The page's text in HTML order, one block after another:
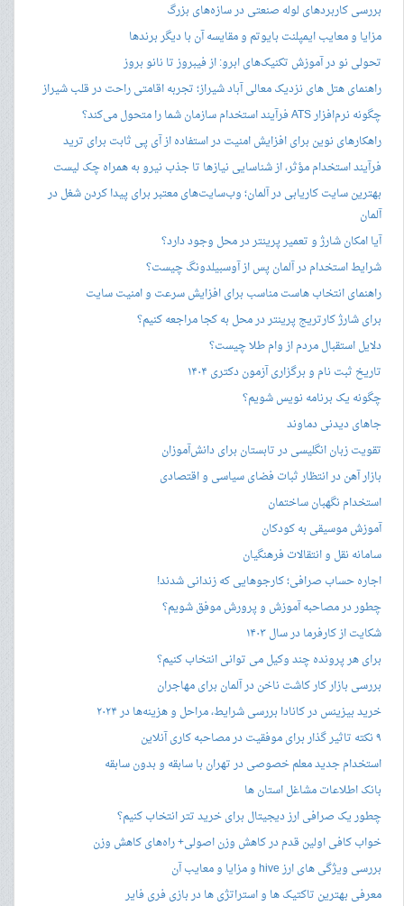
بررسی کاربردهای لوله صنعتی در سازه‌های بزرگ
مزایا و معایب ایمپلنت بایوتم و مقایسه آن با دیگر برندها
تحولی نو در آموزش تکنیک‌های ابرو: از فیبروز تا نانو بروز
راهنمای هتل های نزدیک معالی آباد شیراز؛ تجربه اقامتی راحت در قلب شیراز
چگونه نرم‌افزار ATS فرآیند استخدام سازمان شما را متحول می‌کند؟
راهکارهای نوین برای افزایش امنیت در استفاده از آی پی ثابت برای ترید
فرآیند استخدام مؤثر، از شناسایی نیازها تا جذب نیرو به همراه چک لیست
بهترین سایت کاریابی در آلمان؛ وب‌سایت‌های معتبر برای پیدا کردن شغل در
آلمان
آیا امکان شارژ و تعمیر پرینتر در محل وجود دارد؟
شرایط استخدام در آلمان پس از آوسبیلدونگ چیست؟
راهنمای انتخاب هاست مناسب برای افزایش سرعت و امنیت سایت
برای شارژ کارتریج پرینتر در محل به کجا مراجعه کنیم؟
دلایل استقبال مردم از وام طلا چیست؟
تاریخ ثبت نام و برگزاری آزمون دکتری ۱۴۰۴
چگونه یک برنامه نویس شویم؟
جاهای دیدنی دماوند
تقویت زبان انگلیسی در تابستان برای دانش‌آموزان
بازار آهن در انتظار ثبات فضای سیاسی و اقتصادی
استخدام نگهبان ساختمان
آموزش موسیقی به کودکان
سامانه نقل و انتقالات فرهنگیان
اجاره حساب صرافی؛ کارجوهایی که زندانی شدند!
چطور در مصاحبه‌ آموزش و پرورش موفق شویم؟
شکایت از کارفرما در سال ۱۴۰۳
برای هر پرونده چند وکیل می توانی انتخاب کنیم؟
بررسی بازار کار کاشت ناخن در آلمان برای مهاجران
خرید بیزینس در کانادا بررسی شرایط، مراحل و هزینه‌ها در ۲۰۲۴
۹ نکته تاثیر گذار برای موفقیت در مصاحبه کاری آنلاین
استخدام جدید معلم خصوصی در تهران با سابقه و بدون سابقه
بانک اطلاعات مشاغل استان ها
چطور یک صرافی ارز دیجیتال برای خرید تتر انتخاب کنیم؟
خواب کافی اولین قدم در کاهش وزن اصولی+ راه‌های کاهش وزن
بررسی ویژگی های ارز hive و مزایا و معایب آن
معرفی بهترین تاکتیک ها و استراتژی ها در بازی فری فایر